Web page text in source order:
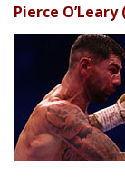
Pierce O’Leary